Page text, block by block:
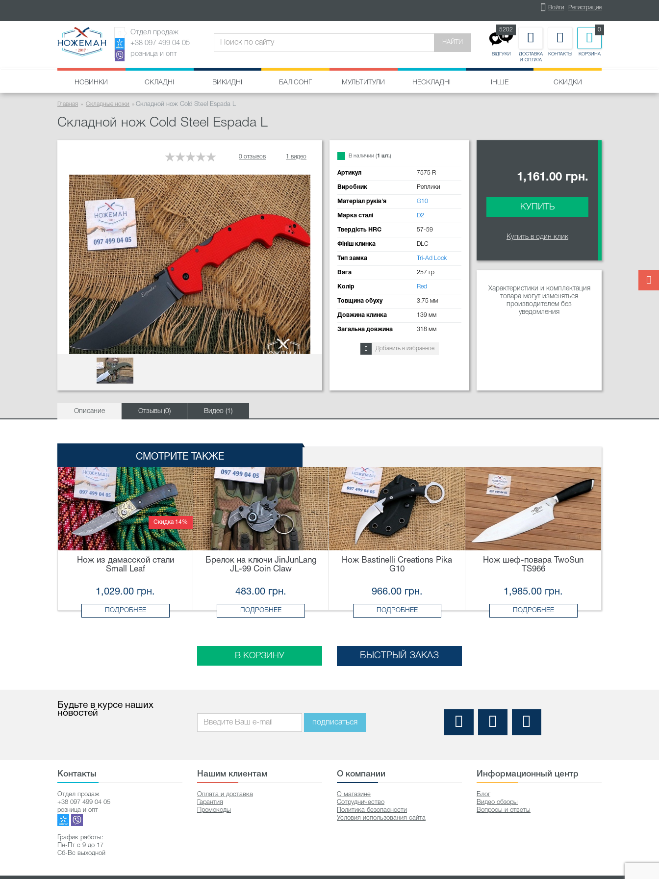
Войти Регистрация
Отдел продаж
+38 097 499 04 05
розница и опт
НАЙТИ
ВІДГУКИ
5202
ДОСТАВКА
И ОПЛАТА
КОНТАКТЫ КОРЗИНА
0
НОВИНКИ СКЛАДНІ ВИКИДНІ БАЛІСОНГ МУЛЬТИТУЛИ НЕСКЛАДНІ ІНШЕ СКИДКИ
Главная Складные ножи Складной нож Cold Steel Espada L
Складной нож Cold Steel Espada L
0 отзывов 1 видео В наличии (1 шт.)
Артикул 7575 R
Виробник Реплики
Матеріал руків'я G10
Марка сталі D2
Твердість HRC 57-59
Фініш клинка DLC
Тип замка Tri-Ad Lock
Вага 257 гр
Колір Red
Товщина обуху 3.75 мм
Довжина клинка 139 мм
Загальна довжина 318 мм
Добавить в избранное
1,161.00 грн.
КУПИТЬ
Купить в один клик
Характеристики и комплектация
товара могут изменяться
производителем без
уведомления
Описание Отзывы (0) Видео (1)
СМОТРИТЕ ТАКЖЕ
Скидка 14%
Нож из дамасской стали
Small Leaf
1,029.00 грн.
ПОДРОБНЕЕ
Брелок на ключи JinJunLang
JL-99 Coin Claw
483.00 грн.
ПОДРОБНЕЕ
Нож Bastinelli Creations Pika
G10
966.00 грн.
ПОДРОБНЕЕ
Нож шеф-повара TwoSun
TS966
1,985.00 грн.
ПОДРОБНЕЕ
В КОРЗИНУ БЫСТРЫЙ ЗАКАЗ
Будьте в курсе наших
новостей
подписаться
Контакты
Отдел продаж
+38 097 499 04 05
розница и опт
График работы:
Пн-Пт с 9 до 17
Сб-Вс выходной
Нашим клиентам
Оплата и доставка
Гарантия
Промокоды
О компании
О магазине
Сотрудничество
Политика безопасности
Условия использования сайта
Информационный центр
Блог
Видео обзоры
Вопросы и ответы